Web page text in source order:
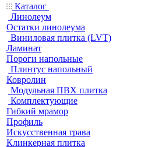
Каталог
Линолеум
Остатки линолеума
Виниловая плитка (LVT)
Ламинат
Пороги напольные
Плинтус напольный
Ковролин
Модульная ПВХ плитка
Комплектующие
Гибкий мрамор
Профиль
Искусственная трава
Клинкерная плитка